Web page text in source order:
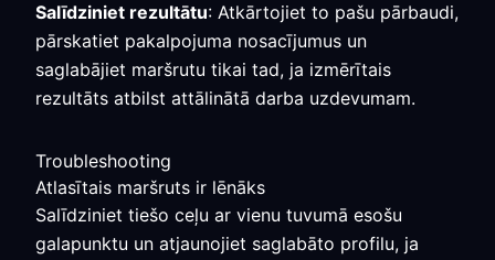
Salīdziniet rezultātu: Atkārtojiet to pašu pārbaudi,
pārskatiet pakalpojuma nosacījumus un
saglabājiet maršrutu tikai tad, ja izmērītais
rezultāts atbilst attālinātā darba uzdevumam.
Troubleshooting
Atlasītais maršruts ir lēnāks
Salīdziniet tiešo ceļu ar vienu tuvumā esošu
galapunktu un atjaunojiet saglabāto profilu, ja